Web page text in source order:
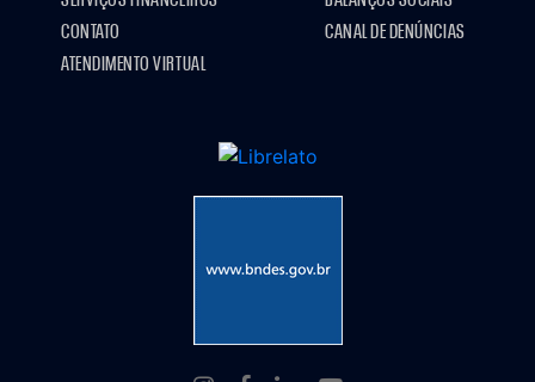
CONTATO
ATENDIMENTO VIRTUAL
CANAL DE DENÚNCIAS